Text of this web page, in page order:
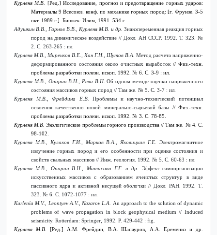
Курленя М.В.
[Ред.] Исследование, прогноз и предотвращение горных ударов:
Материалы 9 Всесоюз. конф. по механике горных пород: [г. Фрунзе. 3-5
окт. 1989 г.]. Бишкек: Илим, 1991. 534 с.
Адушкин В.В., Гарнов В.В., Курленя М.В. и др. Знакопеременная реакция горных
пород на динамическое воздействие // Докл. АН СССР. 1992. Т. 323. №
2. С. 263-265 : ил.
Курленя М.В., Миренков В.Е., Хан Г.Н., Шутов В.А. Метод расчета напряженно-
деформированного состояния около очистных выработок // Физ.-техн.
проблемы разработки полезн. ископ. 1992. № 6. С. 3-9 : ил.
Курленя М.В., Опарин В.Н., Рева В.Н.Об одном методе оценки напряженного
состояния массивов горных пород // Там же. № 5. С. 3-7 : ил.
Курленя М.В., Фрейдина Е.В.Проблемы и научно-технический потенциал
освоения качественно новой минерально-сырьевой базы // Физ.-техн.
проблемы разработки полезн. ископ. 1992. № 3. С. 78-85.
Курленя М.В. Экологические проблемы горного производства // Там же. № 4. С.
98-102.
Курленя М.В., Кулаков Г.И., Марков В.А., Яковицкая Г.Е. Электромагнитное
излучение горных пород и его особенности при оценке состояния и
свойств скальных массивов // Инж. геология. 1992. № 5. С. 60-63 : ил.
Курленя М.В., Опарин В.Н., Матасова Г.Г. и др. Эффект самоорганизации
искусственных массивов с образованием ячеистых структур в виде
пассивного ядра и активной несущей оболочки // Докл. РАН. 1992. Т.
323. № 6. С. 1072-1077 : ил.
Kurlenia M.V., Leontyev A.V., Nazarov L.A. An approach to the solution of dynamic
problems of wave propagation in block geophysical medium // Induced
seismicity. Rotterdam: Springer, 1992. P. 429-442 : fig.
Курленя
М.В. [Ред.] А.М. Фрейдин, В.А.Шапауров,А.А.Еременко и др.